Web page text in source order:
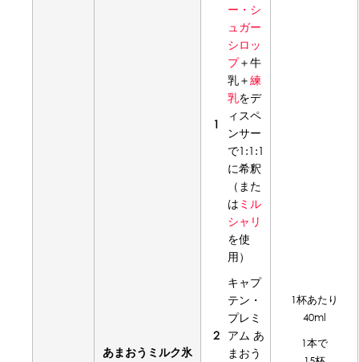
あまおうミルク氷
1
ー・シ
ュガー
シロッ
プ＋牛
乳＋練
乳をデ
ィスペ
ンサー
で1:1:1
に希釈
（また
は ミル
シャリ
を使
用）
2
キャプ
テン・
プレミ
アム あ
まおう
1杯あたり
40ml
1本で